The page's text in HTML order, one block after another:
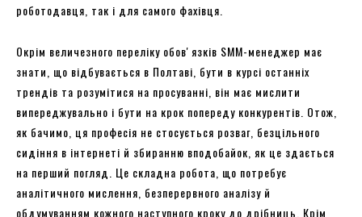
роботодавця, так і для самого фахівця.
Окрім величезного переліку обовʼязків SMM-менеджер має
знати, що відбувається в Полтаві, бути в курсі останніх
трендів та розумітися на просуванні, він має мислити
випереджувально і бути на крок попереду конкурентів. Отож,
як бачимо, ця професія не стосується розваг, безцільного
сидіння в інтернеті й збиранню вподобайок, як це здається
на перший погляд. Це складна робота, що потребує
аналітичного мислення, безперервного аналізу й
обдумуванням кожного наступного кроку до дрібниць. Крім